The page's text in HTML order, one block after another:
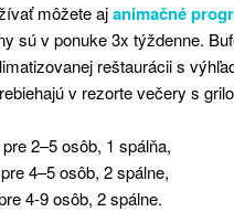
môžete ajanimačné
sú v ponuke 3x týždenne.
reštaurácii s
v rezorte večery s
2–5 osôb, 1 spálňa,
4–5 osôb, 2 spálne,
4-9 osôb, 2 spálne.